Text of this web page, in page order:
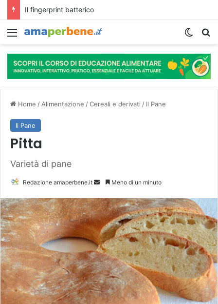
Menu
Home / Alimentazione /Cereali e derivati / Il Pane
Il Pane
Pitta
Varietà di pane
Redazione amaperbene.it
v
i
a
u
n
'
e
m
a
Meno di un minuto